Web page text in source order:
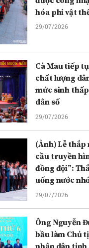
hóa phi vật
29/07/2026
Cà Mau tiếp
chất lượng
mức sinh
dân số
29/07/2026
(Ảnh) Lễ thắp
cầu truyền
đồng đội”:
uống nước
29/07/2026
Ông Nguyễn
bầu làm Chủ